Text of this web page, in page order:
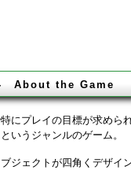
About the Game
にプレイの目標が求めら
いうジャンルのゲーム。
ジェクトが四角くデザイ